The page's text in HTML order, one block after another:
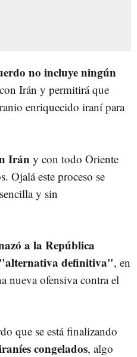
no incluye ningún
con Irán y permitirá que
enriquecido iraní para
Irán y con todo Oriente
Ojalá este proceso se
y sin
a la República
definitiva", en
nueva ofensiva contra el
que se está finalizando
congelados, algo